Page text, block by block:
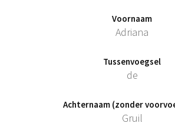
Voornaam
Adriana
Tussenvoegsel
de
Achternaam (zonder
Gruil